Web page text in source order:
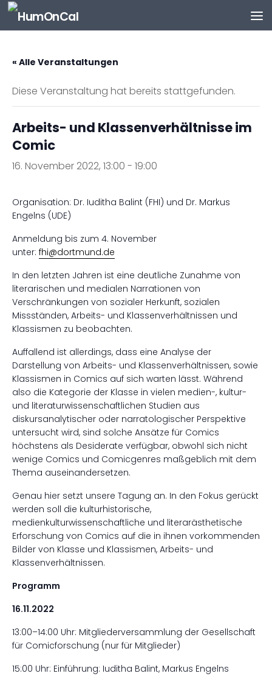
Zum Inhalt springen
« Alle Veranstaltungen
Diese Veranstaltung hat bereits stattgefunden.
Arbeits- und Klassenverhältnisse im
Comic
16. November 2022, 13:00 - 19:00
Organisation: Dr. Iuditha Balint (FHI) und Dr. Markus
Engelns (UDE)
Anmeldung bis zum 4. November
unter: fhi@dortmund.de
In den letzten Jahren ist eine deutliche Zunahme von
literarischen und medialen Narrationen von
Verschränkungen von sozialer Herkunft, sozialen
Missständen, Arbeits- und Klassenverhältnissen und
Klassismen zu beobachten.
Auffallend ist allerdings, dass eine Analyse der
Darstellung von Arbeits- und Klassenverhältnissen, sowie
Klassismen in Comics auf sich warten lässt. Während
also die Kategorie der Klasse in vielen medien-, kultur-
und literaturwissenschaftlichen Studien aus
diskursanalytischer oder narratologischer Perspektive
untersucht wird, sind solche Ansätze für Comics
höchstens als Desiderate verfügbar, obwohl sich nicht
wenige Comics und Comicgenres maßgeblich mit dem
Thema auseinandersetzen.
Genau hier setzt unsere Tagung an. In den Fokus gerückt
werden soll die kulturhistorische,
medienkulturwissenschaftliche und literarästhetische
Erforschung von Comics auf die in ihnen vorkommenden
Bilder von Klasse und Klassismen, Arbeits- und
Klassenverhältnissen.
Programm
16.11.2022
13:00–14:00 Uhr: Mitgliederversammlung der Gesellschaft
für Comicforschung (nur für Mitglieder)
15:00 Uhr: Einführung: Iuditha Balint, Markus Engelns